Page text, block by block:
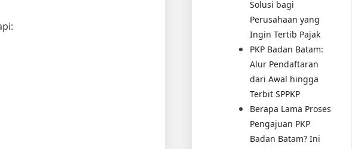
Solusi bagi
Perusahaan yang
Ingin Tertib Pajak
PKP Badan Batam:
Alur Pendaftaran
dari Awal hingga
Terbit SPPKP
Berapa Lama Proses
Pengajuan PKP
Badan Batam? Ini